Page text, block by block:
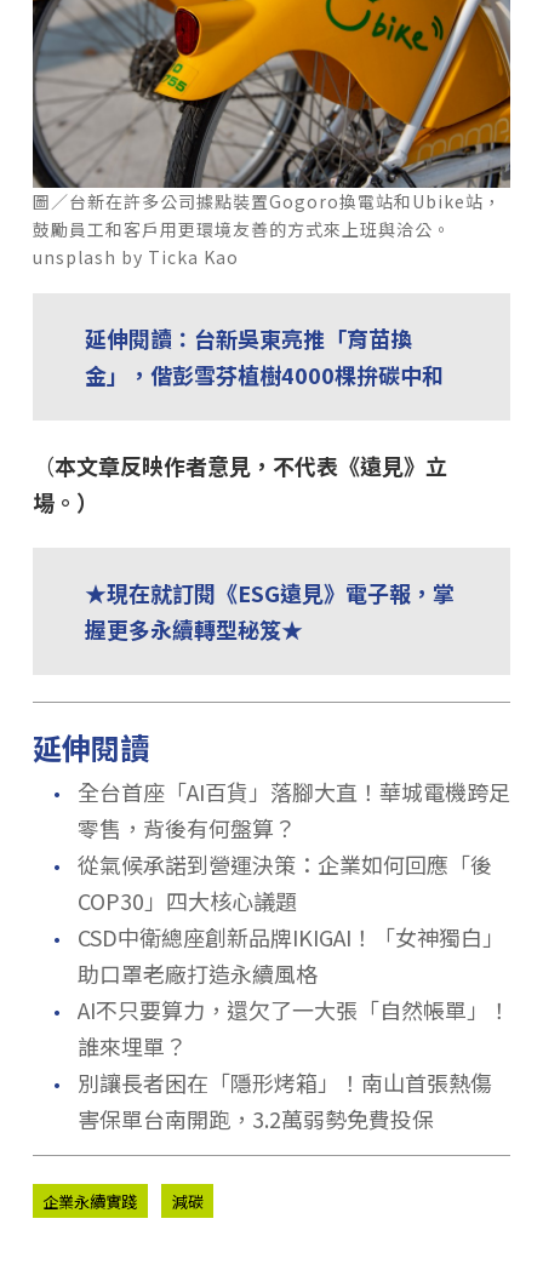
圖／台新在許多公司據點裝置Gogoro換電站和Ubike站，
鼓勵員工和客戶用更環境友善的方式來上班與洽公。
unsplash by Ticka Kao
延伸閱讀：台新吳東亮推「育苗換
金」，偕彭雪芬植樹4000棵拚碳中和
（本文章反映作者意見，不代表《遠見》立
場。）
★現在就訂閱《ESG遠見》電子報，掌
握更多永續轉型秘笈★
延伸閱讀
．
全台首座「AI百貨」落腳大直！華城電機跨足
零售，背後有何盤算？
． 從氣候承諾到營運決策：企業如何回應「後
COP30」四大核心議題
．
CSD中衛總座創新品牌IKIGAI！「女神獨白」
助口罩老廠打造永續風格
． AI不只要算力，還欠了一大張「自然帳單」！
誰來埋單？
．
別讓長者困在「隱形烤箱」！南山首張熱傷
害保單台南開跑，3.2萬弱勢免費投保
企業永續實踐 減碳